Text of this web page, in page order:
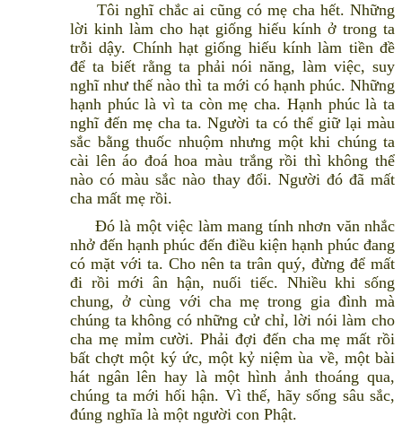
Tôi nghĩ chắc ai cũng có mẹ cha hết. Những
lời kinh làm cho hạt giống hiếu kính ở trong ta
trỗi dậy. Chính hạt giống hiếu kính làm tiền đề
để ta biết rằng ta phải nói năng, làm việc, suy
nghĩ như thế nào thì ta mới có hạnh phúc. Những
hạnh phúc là vì ta còn mẹ cha. Hạnh phúc là ta
nghĩ đến mẹ cha ta. Người ta có thể giữ lại màu
sắc bằng thuốc nhuộm nhưng một khi chúng ta
cài lên áo đoá hoa màu trắng rồi thì không thể
nào có màu sắc nào thay đổi. Người đó đã mất
cha mất mẹ rồi.
Đó là một việc làm mang tính nhơn văn nhắc
nhở đến hạnh phúc đến điều kiện hạnh phúc đang
có mặt với ta. Cho nên ta trân quý, đừng để mất
đi rồi mới ân hận, nuối tiếc. Nhiều khi sống
chung, ở cùng với cha mẹ trong gia đình mà
chúng ta không có những cử chỉ, lời nói làm cho
cha mẹ mỉm cười. Phải đợi đến cha mẹ mất rồi
bất chợt một ký ức, một kỷ niệm ùa về, một bài
hát ngân lên hay là một hình ảnh thoáng qua,
chúng ta mới hối hận. Vì thế, hãy sống sâu sắc,
đúng nghĩa là một người con Phật.